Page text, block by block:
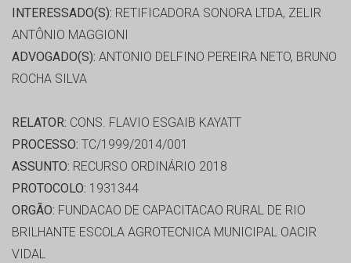
INTERESSADO(S): RETIFICADORA SONORA LTDA, ZELIR
ANTÔNIO MAGGIONI
ADVOGADO(S): ANTONIO DELFINO PEREIRA NETO, BRUNO
ROCHA SILVA
RELATOR: CONS. FLAVIO ESGAIB KAYATT
PROCESSO: TC/1999/2014/001
ASSUNTO: RECURSO ORDINÁRIO 2018
PROTOCOLO: 1931344
ORGÃO: FUNDACAO DE CAPACITACAO RURAL DE RIO
BRILHANTE ESCOLA AGROTECNICA MUNICIPAL OACIR
VIDAL